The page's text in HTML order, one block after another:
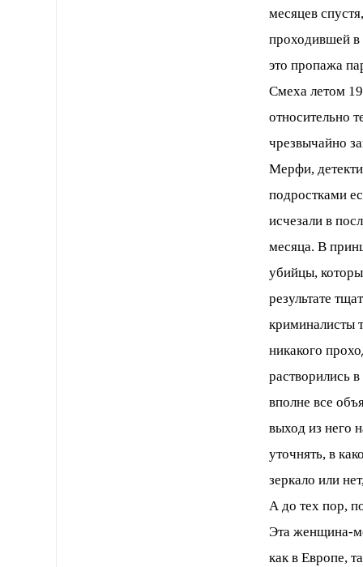
месяцев
проходившей в
это пропажа
Смеха летом
относительно
чрезвычайно
Мерфи,
подростками
исчезали в
месяца. В
убийцы,
результате
криминалисты
никакого
растворились
вполне все
выход из него
уточнять, в
зеркало или
А до тех пор,
Эта женщина-
как в Европе,